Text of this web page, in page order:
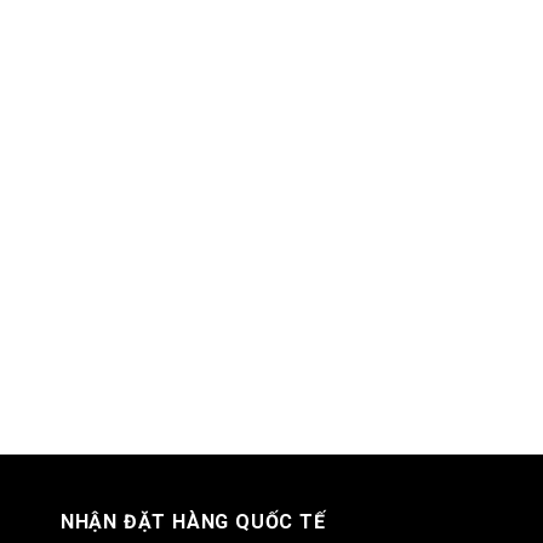
NHẬN ĐẶT HÀNG QUỐC TẾ